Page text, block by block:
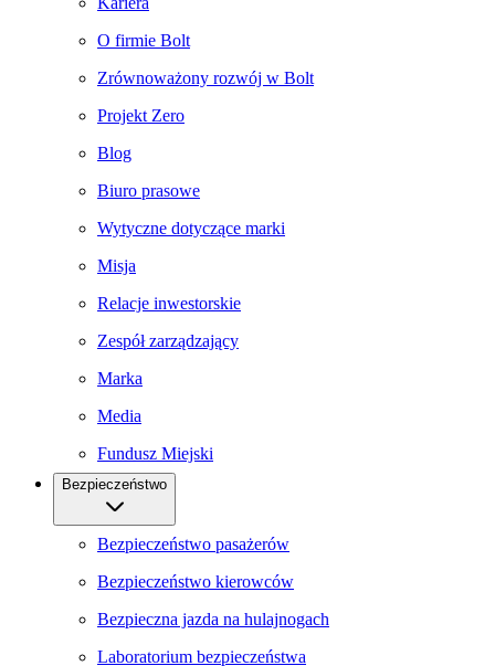
O firmie Bolt
Zrównoważony rozwój w Bolt
Projekt Zero
Blog
Biuro prasowe
Wytyczne dotyczące marki
Misja
Relacje inwestorskie
Zespół zarządzający
Marka
Media
Fundusz Miejski
Bezpieczeństwo
Bezpieczeństwo pasażerów
Bezpieczeństwo kierowców
Bezpieczna jazda na hulajnogach
Laboratorium bezpieczeństwa